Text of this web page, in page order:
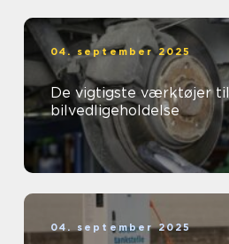
04. september 2025
De vigtigste værktøjer til
bilvedligeholdelse
04. september 2025